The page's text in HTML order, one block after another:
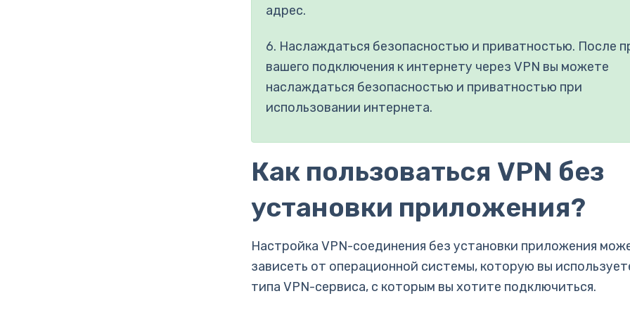
адрес.
6. Наслаждаться безопасностью и приватностью. После
вашего подключения к интернету через VPN вы можете
наслаждаться безопасностью и приватностью при
использовании интернета.
Как пользоваться VPN без
установки приложения?
Настройка VPN-соединения без установки приложения
зависеть от операционной системы, которую вы
типа VPN-сервиса, с которым вы хотите подключиться.